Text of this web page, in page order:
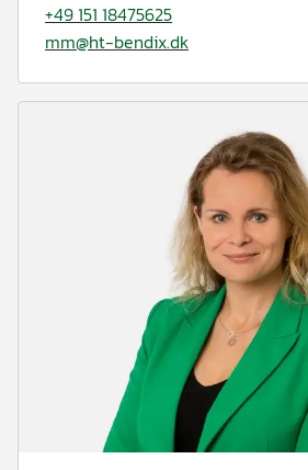
+49 151 18475625
mm@ht-bendix.dk